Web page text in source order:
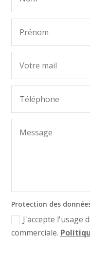
Protection des
J'accepte l'usage
commerciale.